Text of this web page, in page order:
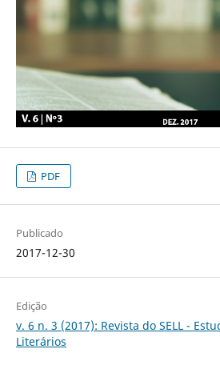
PDF
Publicado
2017-12-30
Edição
v. 6 n. 3 (2017): Revista do SELL -
Literários